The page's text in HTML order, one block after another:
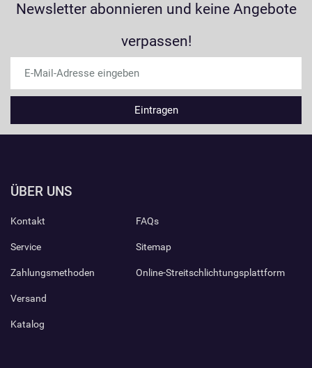
Newsletter abonnieren und keine Angebote
verpassen!
ÜBER UNS
Kontakt
Service
Zahlungsmethoden
Versand
Katalog
FAQs
Sitemap
Online-Streitschlichtungsplattform